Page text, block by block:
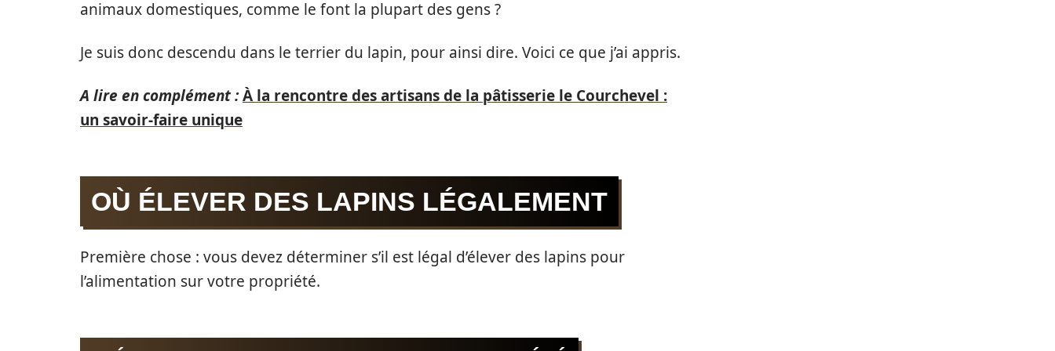
animaux domestiques, comme le font la plupart des gens ?
Je suis donc descendu dans le terrier du lapin, pour ainsi dire. Voici ce que j’ai appris.
A lire en complément :À la rencontre des artisans de la pâtisserie le Courchevel :
un savoir-faire unique
OÙ ÉLEVER DES LAPINS LÉGALEMENT
Première chose : vous devez déterminer s’il est légal d’élever des lapins pour
l’alimentation sur votre propriété.